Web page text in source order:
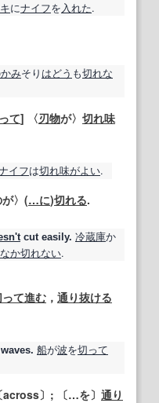
にナイフを入れた.
みそり はどう も切れな
て] 〈刃物が〉 切れ味
イフは切れ味がよい.
〉(…に)切れる.
cuteasily. 冷蔵庫か
か切れない.
て進む ， 通り抜ける
船が波を切って
across〕; 〔…を〕 通り